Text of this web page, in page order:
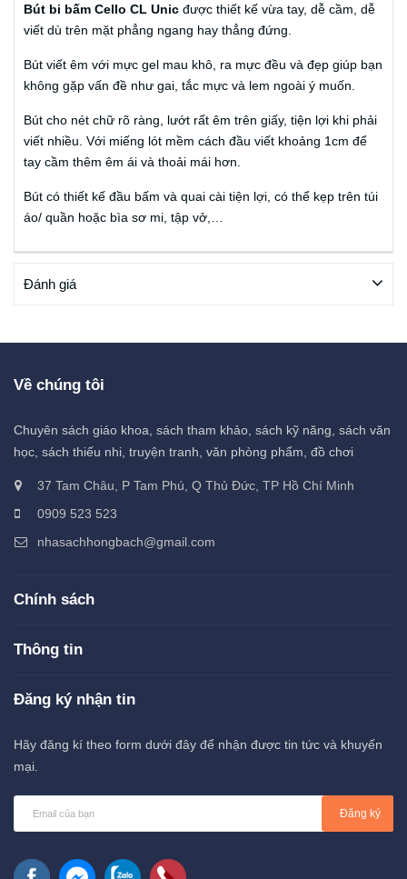
Bút bi bấm Cello CL Unic được thiết kế vừa tay, dễ cầm, dễ
viết dù trên mặt phẳng ngang hay thẳng đứng.
Bút viết êm với mực gel mau khô, ra mực đều và đẹp giúp bạn
không gặp vấn đề như gai, tắc mực và lem ngoài ý muốn.
Bút cho nét chữ rõ ràng, lướt rất êm trên giấy, tiện lợi khi phải
viết nhiều. Với miếng lót mềm cách đầu viết khoảng 1cm để
tay cầm thêm êm ái và thoải mái hơn.
Bút có thiết kế đầu bấm và quai cài tiện lợi, có thể kẹp trên túi
áo/ quần hoặc bìa sơ mi, tập vở,…
Đánh giá
Về chúng tôi
Chuyên sách giáo khoa, sách tham khảo, sách kỹ năng, sách văn
học, sách thiếu nhi, truyện tranh, văn phòng phẩm, đồ chơi
37 Tam Châu, P Tam Phú, Q Thủ Đức, TP Hồ Chí Minh
0909 523 523
nhasachhongbach@gmail.com
Chính sách
Thông tin
Đăng ký nhận tin
Hãy đăng kí theo form dưới đây để nhận được tin tức và khuyến
mại.
Đăng ký